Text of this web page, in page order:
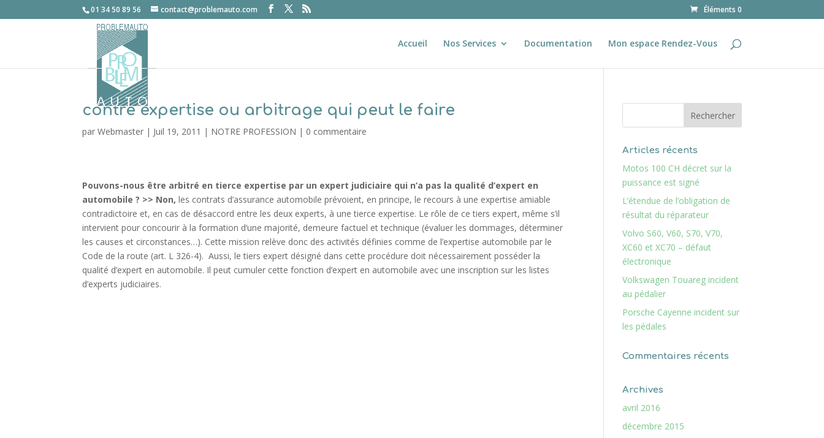
01 34 50 89 56 contact@problemauto.com Éléments 0
Accueil Nos Services Documentation Mon espace Rendez-Vous
contre expertise ou arbitrage qui peut le faire
parWebmaster | Juil 19, 2011 | NOTRE PROFESSION | 0 commentaire
Pouvons-nous être arbitré en tierce expertise par un expert judiciaire qui n’a pas la qualité d’expert en
automobile ? >> Non, les contrats d’assurance automobile prévoient, en principe, le recours à une expertise amiable
contradictoire et, en cas de désaccord entre les deux experts, à une tierce expertise. Le rôle de ce tiers expert, même s’il
intervient pour concourir à la formation d’une majorité, demeure factuel et technique (évaluer les dommages, déterminer
les causes et circonstances…). Cette mission relève donc des activités définies comme de l’expertise automobile par le
Code de la route (art. L 326-4). Aussi, le tiers expert désigné dans cette procédure doit nécessairement posséder la
qualité d’expert en automobile. Il peut cumuler cette fonction d’expert en automobile avec une inscription sur les listes
d’experts judiciaires.
Articles récents
Motos 100 CH décret sur la
puissance est signé
L’étendue de l’obligation de
résultat du réparateur
Volvo S60, V60, S70, V70,
XC60 et XC70 – défaut
électronique
Volkswagen Touareg incident
au pédalier
Porsche Cayenne incident sur
les pédales
Commentaires récents
Archives
avril 2016
décembre 2015